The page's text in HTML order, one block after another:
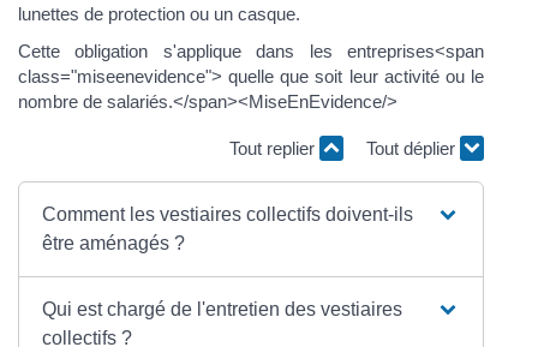
lunettes de protection ou un casque.
Cette obligation s'applique dans les entreprises<span
class="miseenevidence"> quelle que soit leur activité ou le
nombre de salariés.</span><MiseEnEvidence/>
Tout replier Tout déplier
Comment les vestiaires collectifs doivent-ils
être aménagés ?
Qui est chargé de l'entretien des vestiaires
collectifs ?